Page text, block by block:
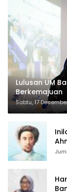
Lulusan UM
Berkemajuan
Sabtu, 17